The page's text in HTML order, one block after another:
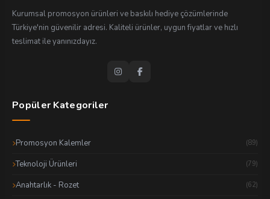
Kurumsal promosyon ürünleri ve baskılı hediye çözümlerinde
Türkiye'nin güvenilir adresi. Kaliteli ürünler, uygun fiyatlar ve hızlı
teslimat ile yanınızdayız.
Popüler Kategoriler
Promosyon Kalemler (89)
Teknoloji Ürünleri (79)
Anahtarlık - Rozet (62)